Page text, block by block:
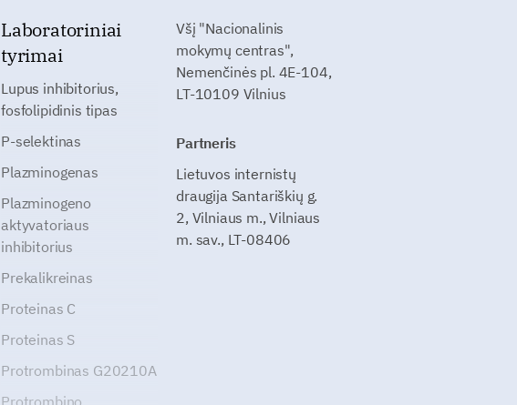
Laboratoriniai
tyrimai
Lupus inhibitorius,
fosfolipidinis tipas
P-selektinas
Plazminogenas
Plazminogeno
aktyvatoriaus
inhibitorius
Prekalikreinas
Proteinas C
Proteinas S
Protrombinas G20210A
Protrombino
Všį "Nacionalinis
mokymų centras",
Nemenčinės pl. 4E-104,
LT-10109 Vilnius
Partneris
Lietuvos internistų
draugija Santariškių g.
2, Vilniaus m., Vilniaus
m. sav., LT-08406